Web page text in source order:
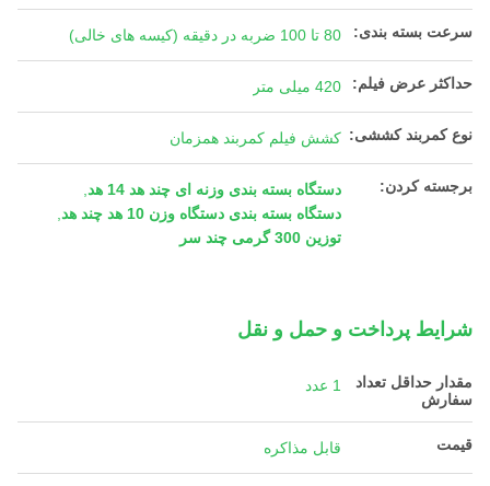
سرعت بسته بندی: 80 تا 100 ضربه در دقیقه (کیسه های خالی)
حداکثر عرض فیلم: 420 میلی متر
نوع کمربند کششی: کشش فیلم کمربند همزمان
برجسته کردن: دستگاه بسته بندی وزنه ای چند هد 14 هد
دستگاه بسته بندی دستگاه وزن 10 هد چند هد
توزین 300 گرمی چند سر
شرایط پرداخت و حمل و نقل
مقدار حداقل تعداد
سفارش
1 عدد
قیمت قابل مذاکره